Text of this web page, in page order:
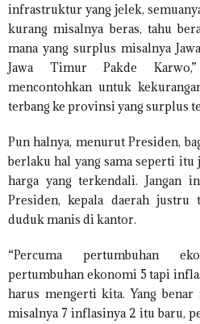
infrastruktur yang jelek,
kurang misalnya beras, tahu
mana yang surplus misalnya
Jawa Timur Pakde
mencontohkan untuk
terbang ke provinsi yang surplus
Pun halnya, menurut Presiden,
berlaku hal yang sama seperti
harga yang terkendali. Jangan
Presiden, kepala daerah
duduk manis di kantor.
“Percuma pertumbuhan
pertumbuhan ekonomi 5 tapi
harus mengerti kita. Yang
misalnya 7 inflasinya 2 itu baru,